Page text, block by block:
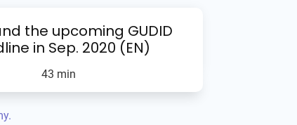
the upcoming GUDID
in Sep. 2020 (EN)
43 min